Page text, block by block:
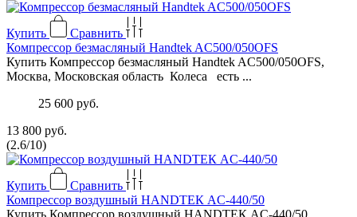
Купить
Сравнить
Компрессор безмасляный Handtek AC500/050OFS
Купить Компрессор безмасляный Handtek AC500/050OFS,
Москва, Московская область Колеса есть ...
25 600 руб.
13 800 руб.
(2.6/10)
Купить
Сравнить
Компpeссop воздушный НАNDТEК AС-440/50
Купить Компpeссop воздушный НАNDТEК AС-440/50,